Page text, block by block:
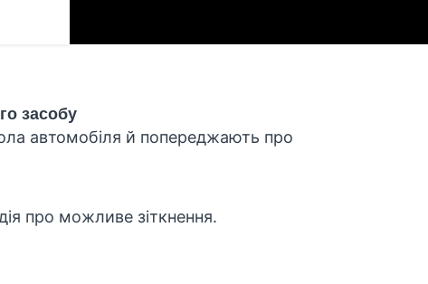
засобу
автомобіля й попереджають про
про можливе зіткнення.